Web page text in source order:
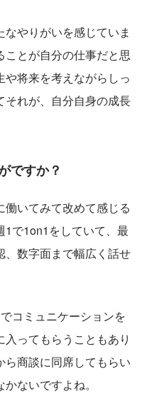
やりがいを感じていま
とが自分の仕事だと思
将来を考えながらしっ
それが、自分自身の成長
ですか？
いてみて改めて感じる
1で1on1をしていて、最
、数字面まで幅広く話せ
コミュニケーションを
ってもらうこともあり
ら商談に同席してもらい
ないですよね。